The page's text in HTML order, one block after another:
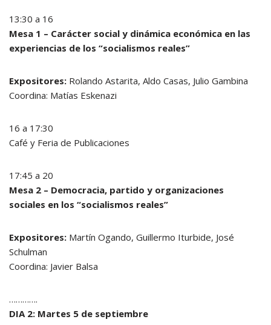
13:30 a 16
Mesa 1 – Carácter social y dinámica económica en las
experiencias de los “socialismos reales”
Expositores: Rolando Astarita, Aldo Casas, Julio Gambina
Coordina: Matías Eskenazi
16 a 17:30
Café y Feria de Publicaciones
17:45 a 20
Mesa 2 – Democracia, partido y organizaciones
sociales en los “socialismos reales”
Expositores: Martín Ogando, Guillermo Iturbide, José
Schulman
Coordina: Javier Balsa
………….
DIA 2: Martes 5 de septiembre